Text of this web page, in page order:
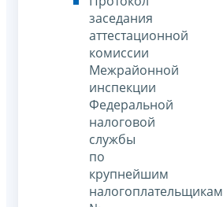
заседания
аттестационной
комиссии
Межрайонной
инспекции
Федеральной
налоговой
службы
по
крупнейшим
налогоплательщикам